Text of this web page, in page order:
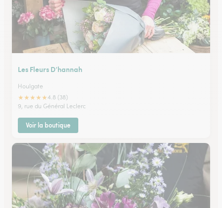
Les Fleurs D’hannah
Houlgate
★★★★★4.8 (38)
9, rue du Général Leclerc
Voir la boutique